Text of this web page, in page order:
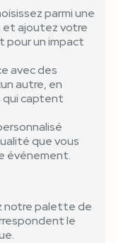
parmi une
et ajoutez votre
pour un impact
avec des
autre, en
captent
que vous
événement.
notre palette de
le